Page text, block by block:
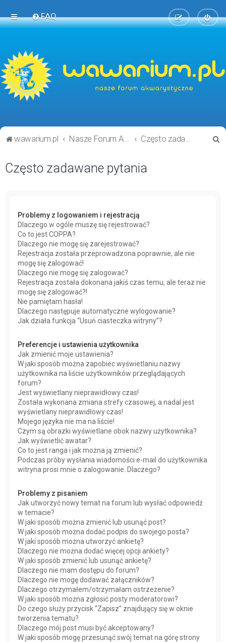
FAQ
wawarium.pl Nasze Forum Akwarystyczne Często zadawane pytania
Często zadawane pytania
Problemy z logowaniem i rejestracją
Dlaczego w ogóle muszę się rejestrować?
Co to jest COPPA?
Dlaczego nie mogę się zarejestrować?
Rejestracja została przeprowadzona poprawnie, ale nie
mogę się zalogować!
Dlaczego nie mogę się zalogować?
Rejestracja została dokonana jakiś czas temu, ale teraz nie
mogę się zalogować?!
Nie pamiętam hasła!
Dlaczego następuje automatyczne wylogowanie?
Jak działa funkcja “Usuń ciasteczka witryny”?
Preferencje i ustawienia użytkownika
Jak zmienić moje ustawienia?
W jaki sposób można zapobiec wyświetlaniu nazwy
użytkownika na liście użytkowników przeglądających
forum?
Jest wyświetlany nieprawidłowy czas!
Została wykonana zmiana strefy czasowej, a nadal jest
wyświetlany nieprawidłowy czas!
Mojego języka nie ma na liście!
Czym są obrazki wyświetlane obok nazwy użytkownika?
Jak wyświetlić awatar?
Co to jest ranga i jak można ją zmienić?
Podczas próby wysłania wiadomości e-mail do użytkownika
witryna prosi mnie o zalogowanie. Dlaczego?
Problemy z pisaniem
Jak utworzyć nowy temat na forum lub wysłać odpowiedź
w temacie?
W jaki sposób można zmienić lub usunąć post?
W jaki sposób można dodać podpis do swojego posta?
W jaki sposób można utworzyć ankietę?
Dlaczego nie można dodać więcej opcji ankiety?
W jaki sposób zmienić lub usunąć ankietę?
Dlaczego nie mam dostępu do forum?
Dlaczego nie mogę dodawać załączników?
Dlaczego otrzymałem/otrzymałam ostrzeżenie?
W jaki sposób można zgłosić posty moderatorowi?
Do czego służy przycisk “Zapisz” znajdujący się w oknie
tworzenia tematu?
Dlaczego mój post musi być akceptowany?
W jaki sposób mogę przesunąć swój temat na górę strony